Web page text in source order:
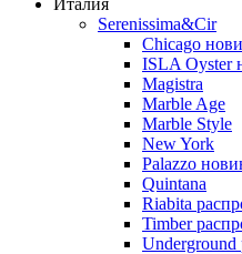
Италия
Serenissima&Cir
Chicago
ISLA Oyster
Magistra
Marble Age
Marble Style
New York
Palazzo
Quintana
Riabita
Timber
Underground